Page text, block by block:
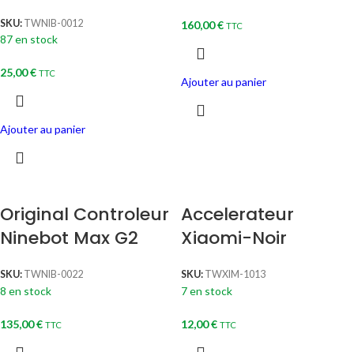
SKU: TWNIB-0012
87 en stock
25,00€ TTC
Ajouter au panier
160,00€ TTC
Ajouter au panier
Original Controleur
Ninebot Max G2
SKU: TWNIB-0022
8 en stock
135,00€ TTC
Accelerateur
Xiaomi-Noir
SKU: TWXIM-1013
7 en stock
12,00€ TTC